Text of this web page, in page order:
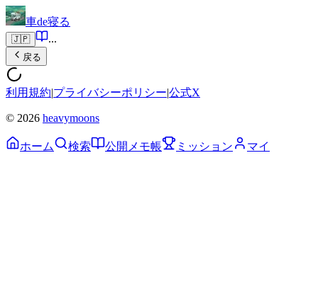
車de寝る
🇯🇵 ...
戻る
利用規約|プライバシーポリシー|公式X
© 2026 heavymoons
ホーム 検索 公開メモ帳 ミッション マイ